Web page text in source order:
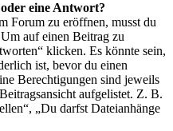
eine Antwort?
Forum zu eröffnen, musst du
auf einen Beitrag zu
klicken. Es könnte sein,
ist, bevor du einen
Berechtigungen sind jeweils
aufgelistet. Z. B.
„Du darfst Dateianhänge